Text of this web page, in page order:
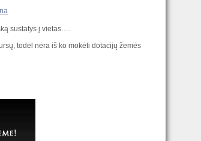
sustatys į vietas….
todėl nėra iš ko mokėti dotacijų žemės